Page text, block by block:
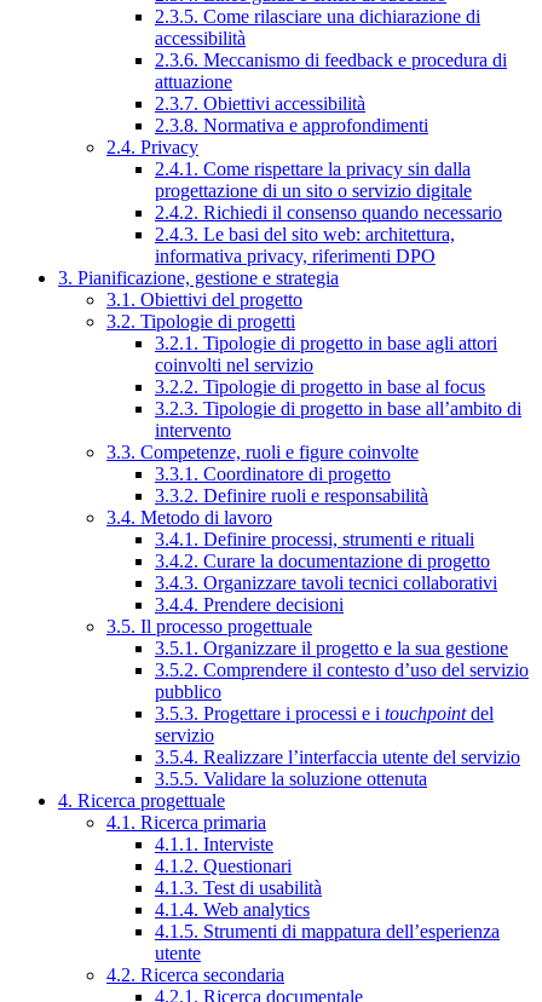
2.3.5. Come rilasciare una dichiarazione di
accessibilità
2.3.6. Meccanismo di feedback e procedura di
attuazione
2.3.7. Obiettivi accessibilità
2.3.8. Normativa e approfondimenti
2.4. Privacy
2.4.1. Come rispettare la privacy sin dalla
progettazione di un sito o servizio digitale
2.4.2. Richiedi il consenso quando necessario
2.4.3. Le basi del sito web: architettura,
informativa privacy, riferimenti DPO
3. Pianificazione, gestione e strategia
3.1. Obiettivi del progetto
3.2. Tipologie di progetti
3.2.1. Tipologie di progetto in base agli attori
coinvolti nel servizio
3.2.2. Tipologie di progetto in base al focus
3.2.3. Tipologie di progetto in base all’ambito di
intervento
3.3. Competenze, ruoli e figure coinvolte
3.3.1. Coordinatore di progetto
3.3.2. Definire ruoli e responsabilità
3.4. Metodo di lavoro
3.4.1. Definire processi, strumenti e rituali
3.4.2. Curare la documentazione di progetto
3.4.3. Organizzare tavoli tecnici collaborativi
3.4.4. Prendere decisioni
3.5. Il processo progettuale
3.5.1. Organizzare il progetto e la sua gestione
3.5.2. Comprendere il contesto d’uso del servizio
pubblico
3.5.3. Progettare i processi e i touchpointdel
servizio
3.5.4. Realizzare l’interfaccia utente del servizio
3.5.5. Validare la soluzione ottenuta
4. Ricerca progettuale
4.1. Ricerca primaria
4.1.1. Interviste
4.1.2. Questionari
4.1.3. Test di usabilità
4.1.4. Web analytics
4.1.5. Strumenti di mappatura dell’esperienza
utente
4.2. Ricerca secondaria
4.2.1. Ricerca documentale